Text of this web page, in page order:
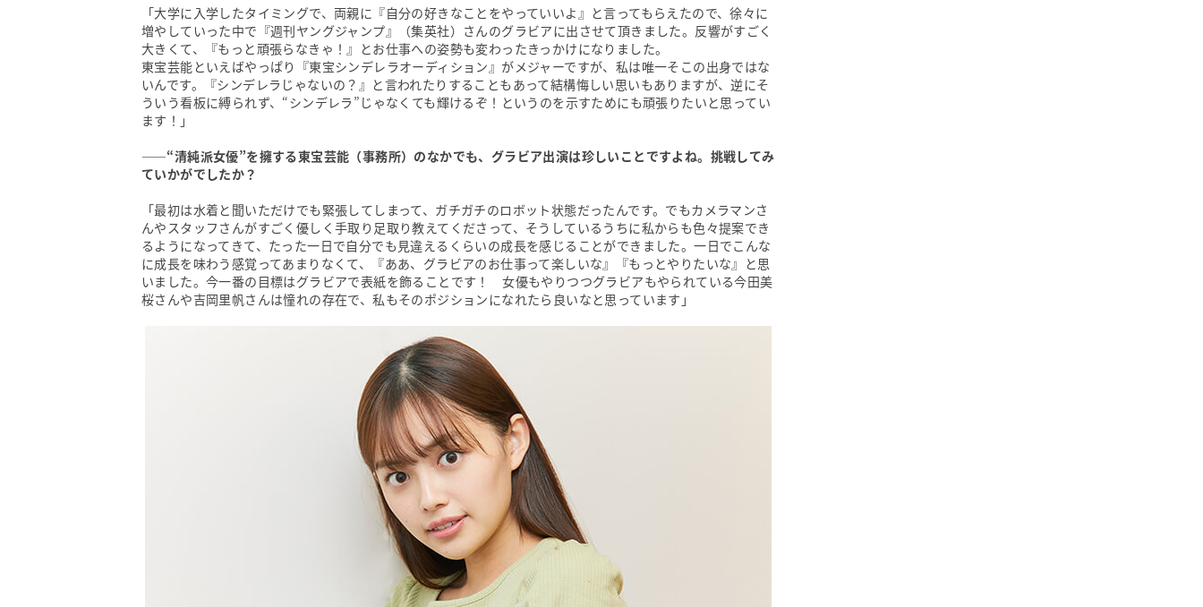
「大学に入学したタイミングで、両親に『自分の好きなことをやっていいよ』と言ってもらえたので、徐々に
増やしていった中で『週刊ヤングジャンプ』（集英社）さんのグラビアに出させて頂きました。反響がすごく
大きくて、『もっと頑張らなきゃ！』とお仕事への姿勢も変わったきっかけになりました。
東宝芸能といえばやっぱり『東宝シンデレラオーディション』がメジャーですが、私は唯一そこの出身ではな
いんです。『シンデレラじゃないの？』と言われたりすることもあって結構悔しい思いもありますが、逆にそ
ういう看板に縛られず、“シンデレラ”じゃなくても輝けるぞ！というのを示すためにも頑張りたいと思ってい
ます！」
――“清純派女優”を擁する東宝芸能（事務所）のなかでも、グラビア出演は珍しいことですよね。挑戦してみ
ていかがでしたか？
「最初は水着と聞いただけでも緊張してしまって、ガチガチのロボット状態だったんです。でもカメラマンさ
んやスタッフさんがすごく優しく手取り足取り教えてくださって、そうしているうちに私からも色々提案でき
るようになってきて、たった一日で自分でも見違えるくらいの成長を感じることができました。一日でこんな
に成長を味わう感覚ってあまりなくて、『ああ、グラビアのお仕事って楽しいな』『もっとやりたいな』と思
いました。今一番の目標はグラビアで表紙を飾ることです！ 女優もやりつつグラビアもやられている今田美
桜さんや吉岡里帆さんは憧れの存在で、私もそのポジションになれたら良いなと思っています」